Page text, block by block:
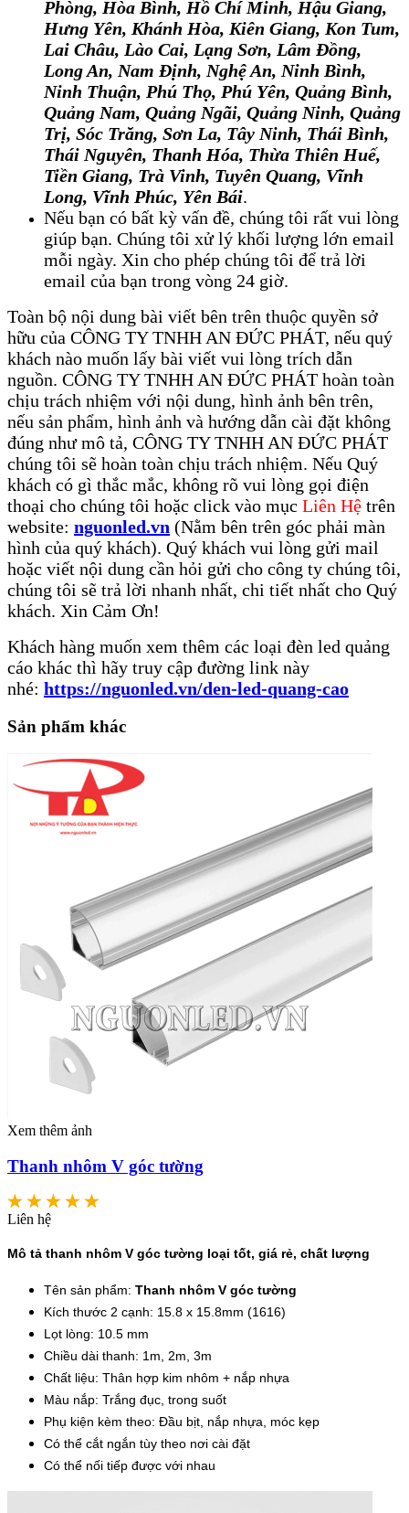
Phòng, Hòa Bình, Hồ Chí Minh, Hậu Giang,
Hưng Yên, Khánh Hòa, Kiên Giang, Kon Tum,
Lai Châu, Lào Cai, Lạng Sơn, Lâm Đồng,
Long An, Nam Định, Nghệ An, Ninh Bình,
Ninh Thuận, Phú Thọ, Phú Yên, Quảng Bình,
Quảng Nam, Quảng Ngãi, Quảng Ninh, Quảng
Trị, Sóc Trăng, Sơn La, Tây Ninh, Thái Bình,
Thái Nguyên, Thanh Hóa, Thừa Thiên Huế,
Tiền Giang, Trà Vinh, Tuyên Quang, Vĩnh
Long, Vĩnh Phúc, Yên Bái.
Nếu bạn có bất kỳ vấn đề, chúng tôi rất vui lòng
giúp bạn. Chúng tôi xử lý khối lượng lớn email
mỗi ngày. Xin cho phép chúng tôi để trả lời
email của bạn trong vòng 24 giờ.
Toàn bộ nội dung bài viết bên trên thuộc quyền sở
hữu của CÔNG TY TNHH AN ĐỨC PHÁT, nếu quý
khách nào muốn lấy bài viết vui lòng trích dẫn
nguồn. CÔNG TY TNHH AN ĐỨC PHÁT hoàn toàn
chịu trách nhiệm với nội dung, hình ảnh bên trên,
nếu sản phẩm, hình ảnh và hướng dẫn cài đặt không
đúng như mô tả, CÔNG TY TNHH AN ĐỨC PHÁT
chúng tôi sẽ hoàn toàn chịu trách nhiệm. Nếu Quý
khách có gì thắc mắc, không rõ vui lòng gọi điện
thoại cho chúng tôi hoặc click vào mục Liên Hệ trên
website: nguonled.vn (Nằm bên trên góc phải màn
hình của quý khách). Quý khách vui lòng gửi mail
hoặc viết nội dung cần hỏi gửi cho công ty chúng tôi,
chúng tôi sẽ trả lời nhanh nhất, chi tiết nhất cho Quý
khách. Xin Cảm Ơn!
​Khách hàng muốn xem thêm các loại đèn led quảng
cáo khác thì hãy truy cập đường link này
nhé: https://nguonled.vn/den-led-quang-cao
Sản phẩm khác
Xem thêm ảnh
Thanh nhôm V góc tường
Liên hệ
Mô tả thanh nhôm V góc tường loại tốt, giá rẻ, chất lượng
Tên sản phẩm: Thanh nhôm V góc tường
Kích thước 2 cạnh: 15.8 x 15.8mm (1616)
Lọt lòng: 10.5 mm
Chiều dài thanh: 1m, 2m, 3m
Chất liệu: Thân hợp kim nhôm + nắp nhựa
Màu nắp: Trắng đục, trong suốt
Phụ kiện kèm theo: Đầu bịt, nắp nhựa, móc kẹp
Có thể cắt ngắn tùy theo nơi cài đặt
Có thể nối tiếp được với nhau